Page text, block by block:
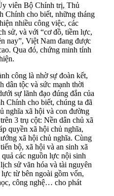
viên Bộ Chính trị, Thủ
Chính cho biết, những tháng
nhiều công việc, các
sử, và với “cơ đồ, tiềm lực,
nay”, Việt Nam đang được
Qua đó, chứng minh tính
công là nhờ sự đoàn kết,
dân tộc và sức mạnh thời
sự lãnh đạo đúng đắn của
Chính cho biết, chúng ta đã
nghĩa xã hội và con đường
3 trụ cột: Nền dân chủ xã
quyền xã hội chủ nghĩa,
xã hội chủ nghĩa. Cùng
bộ, xã hội và an sinh xã
các nguồn lực nội sinh
sử văn hóa và tài nguyên
từ bên ngoài gồm vốn,
công nghệ… cho phát